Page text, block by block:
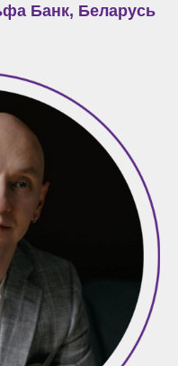
Банк, Беларусь